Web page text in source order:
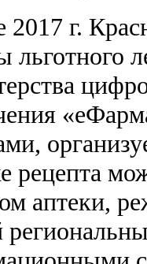
2017 г.
льготного
рецепта
аптеки,